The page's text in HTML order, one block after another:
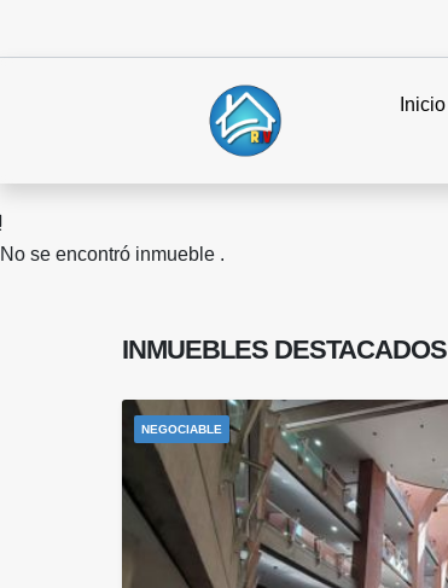
Inicio
No se encontró inmueble .
INMUEBLES DESTACADOS
NEGOCIABLE